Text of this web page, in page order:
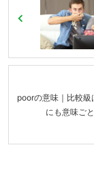
poorの意味｜比較
にも意味ご